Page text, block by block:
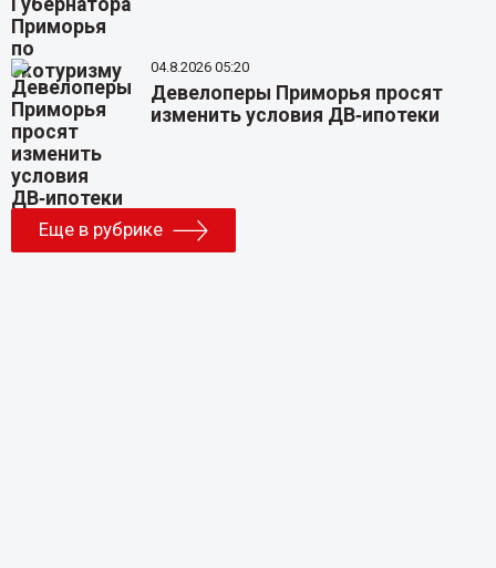
04.8.2026 05:20
Девелоперы Приморья просят
изменить условия ДВ‑ипотеки
Еще в рубрике